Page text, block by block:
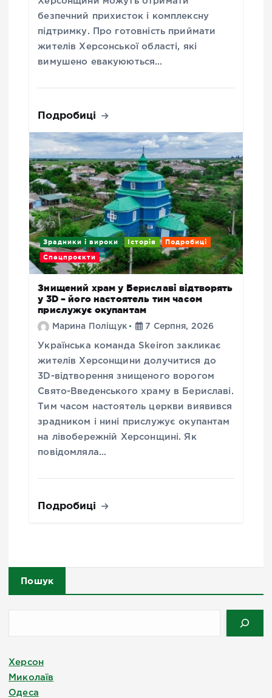
безпечний прихисток і комплексну
підтримку. Про готовність приймати
жителів Херсонської області, які
вимушено евакуюються…
Подробиці
Зрадники і вироки Історія Подробиці
Спецпроєкти
Знищений храм у Бериславі відтворять
у 3D – його настоятель тим часом
прислужує окупантам
Марина Поліщук 7 Серпня, 2026
Українська команда Skeiron закликає
жителів Херсонщини долучитися до
3D-відтворення знищеного ворогом
Свято-Введенського храму в Бериславі.
Тим часом настоятель церкви виявився
зрадником і нині прислужує окупантам
на лівобережній Херсонщині. Як
повідомляла…
Подробиці
Пошук
Херсон
Миколаїв
Одеса